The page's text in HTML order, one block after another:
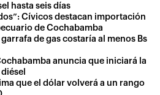
hasta seis días
Cívicos destacan importación
de Cochabamba
de gas costaría al menos Bs
anuncia que iniciará la
que el dólar volverá a un rango